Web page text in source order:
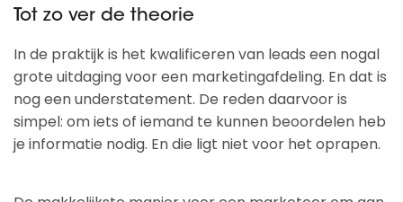
Tot zo ver de theorie
In de praktijk is het kwalificeren van leads een nogal
grote uitdaging voor een marketingafdeling. En dat is
nog een understatement. De reden daarvoor is
simpel: om iets of iemand te kunnen beoordelen heb
je informatie nodig. En die ligt niet voor het oprapen.